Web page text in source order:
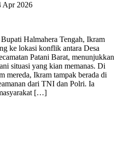
Apr 2026
Halmahera Tengah, Ikram
ke lokasi konflik antara Desa
Patani Barat, menunjukkan
situasi yang kian memanas. Di
mereda, Ikram tampak berada di
dari TNI dan Polri. Ia
[…]